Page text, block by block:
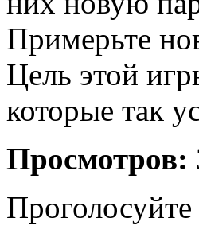
Примерьте
Цель этой
которые так
Просмотров:
Проголосуйте